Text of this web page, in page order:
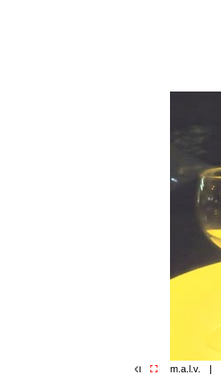
m.a.l.v. |